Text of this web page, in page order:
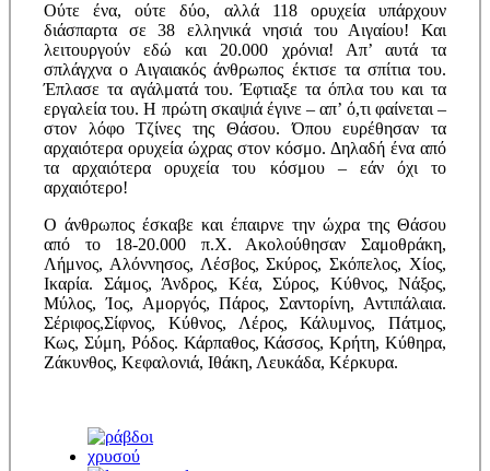
Ούτε ένα, ούτε δύο, αλλά 118 ορυχεία υπάρχουν
διάσπαρτα σε 38 ελληνικά νησιά του Αιγαίου! Και
λειτουργούν εδώ και 20.000 χρόνια! Απ’ αυτά τα
σπλάγχνα ο Αιγαιακός άνθρωπος έκτισε τα σπίτια του.
Έπλασε τα αγάλματά του. Έφτιαξε τα όπλα του και τα
εργαλεία του. Η πρώτη σκαψιά έγινε – απ’ ό,τι φαίνεται –
στον λόφο Τζίνες της Θάσου. Όπου ευρέθησαν τα
αρχαιότερα ορυχεία ώχρας στον κόσμο. Δηλαδή ένα από
τα αρχαιότερα ορυχεία του κόσμου – εάν όχι το
αρχαιότερο!
Ο άνθρωπος έσκαβε και έπαιρνε την ώχρα της Θάσου
από το 18-20.000 π.Χ. Ακολούθησαν Σαμοθράκη,
Λήμνος, Αλόννησος, Λέσβος, Σκύρος, Σκόπελος, Χίος,
Ικαρία. Σάμος, Άνδρος, Κέα, Σύρος, Κύθνος, Νάξος,
Μύλος, Ίος, Αμοργός, Πάρος, Σαντορίνη, Αντιπάλαια.
Σέριφος,Σίφνος, Κύθνος, Λέρος, Κάλυμνος, Πάτμος,
Κως, Σύμη, Ρόδος. Κάρπαθος, Κάσσος, Κρήτη, Κύθηρα,
Ζάκυνθος, Κεφαλονιά, Ιθάκη, Λευκάδα, Κέρκυρα.